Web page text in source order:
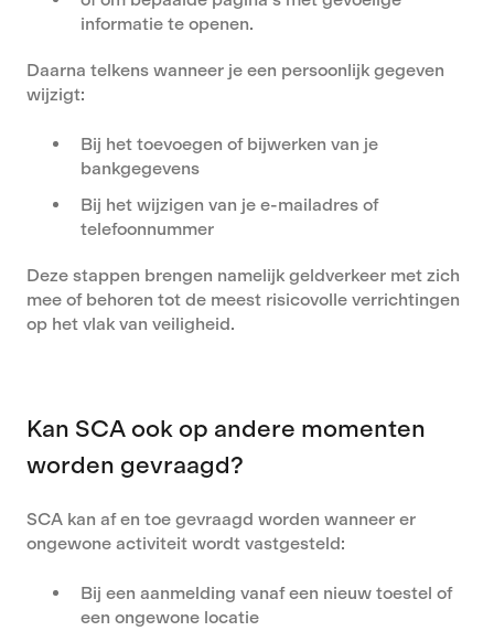
informatie te openen.
Daarna telkens wanneer je een persoonlijk gegeven
wijzigt:
Bij het toevoegen of bijwerken van je
bankgegevens
Bij het wijzigen van je e-mailadres of
telefoonnummer
Deze stappen brengen namelijk geldverkeer met zich
mee of behoren tot de meest risicovolle verrichtingen
op het vlak van veiligheid.
Kan SCA ook op andere momenten
worden gevraagd?
SCA kan af en toe gevraagd worden wanneer er
ongewone activiteit wordt vastgesteld:
Bij een aanmelding vanaf een nieuw toestel of
een ongewone locatie